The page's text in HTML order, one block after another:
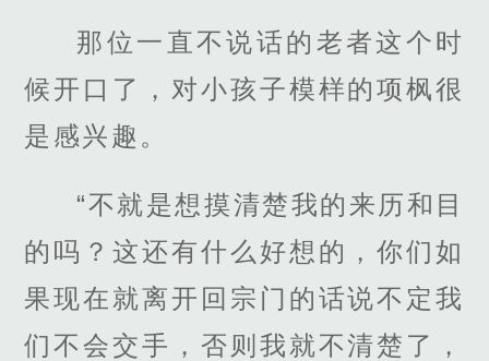
那位一直不说话的老者这个时
候开口了，对小孩子模样的项枫很
是感兴趣。
“不就是想摸清楚我的来历和目
的吗？这还有什么好想的，你们如
果现在就离开回宗门的话说不定我
们不会交手，否则我就不清楚了，